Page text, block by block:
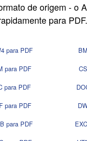
de origem - o
para PDF.
para PDF
para PDF
para PDF
para PDF
para PDF